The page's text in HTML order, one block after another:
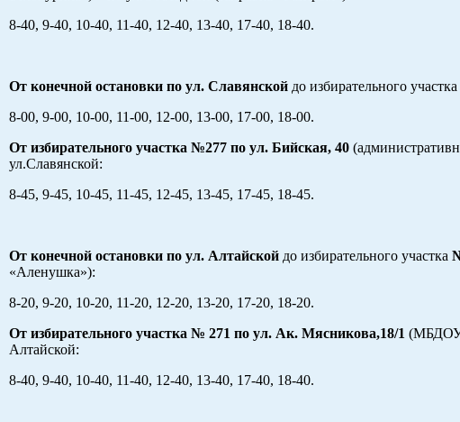
8-40, 9-40, 10-40, 11-40, 12-40, 13-40, 17-40, 18-40.
От конечной остановки по ул. Славянской до избирательного участка
8-00, 9-00, 10-00, 11-00, 12-00, 13-00, 17-00, 18-00.
От избирательного участка №277 по ул. Бийская, 40
ул.Славянской:
8-45, 9-45, 10-45, 11-45, 12-45, 13-45, 17-45, 18-45.
От конечной остановки по ул. Алтайской до избирательного участка
«Аленушка»):
8-20, 9-20, 10-20, 11-20, 12-20, 13-20, 17-20, 18-20.
От избирательного участка № 271 по ул. Ак. Мясникова,18/1 (МБДОУ
Алтайской:
8-40, 9-40, 10-40, 11-40, 12-40, 13-40, 17-40, 18-40.